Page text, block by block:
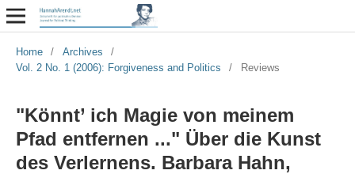
Home / Archives
/
Vol. 2 No. 1 (2006): Forgiveness and Politics
/ Reviews
"Könnt’ ich Magie von meinem
Pfad entfernen ..." Über die Kunst
des Verlernens. Barbara Hahn,